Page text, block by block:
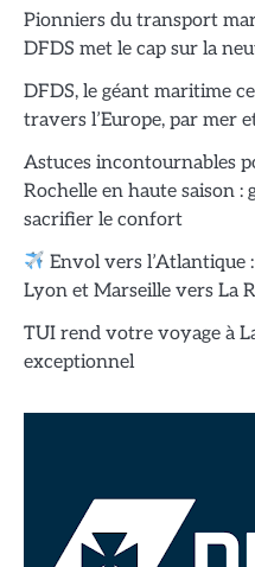
Pionniers du transport
DFDS met le cap sur la
DFDS, le géant maritime
travers l’Europe, par mer
Astuces incontournables
Rochelle en haute saison :
sacrifier le confort
Envol vers l’Atlantique
Lyon et Marseille vers La
TUI rend votre voyage à
exceptionnel